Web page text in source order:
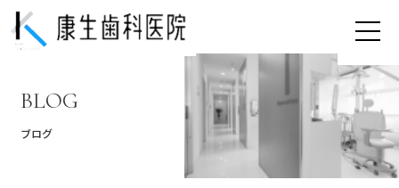
BLOG
ブログ